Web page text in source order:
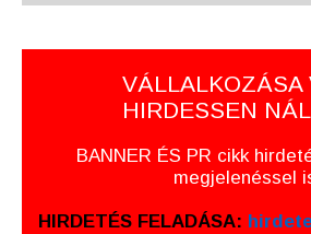
VÁLLALKOZÁSA
HIRDESSEN
BANNER ÉS PR cikk
megjelenéssel
HIRDETÉS FELADÁSA: